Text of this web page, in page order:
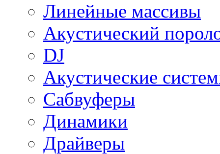
Линейные массивы
Акустический
DJ
Акустические
Сабвуферы
Динамики
Драйверы